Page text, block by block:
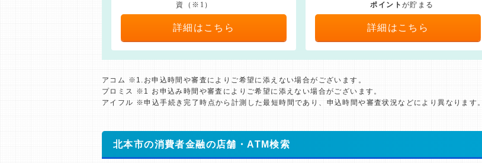
資（※1）
詳細はこちら
ポイントが貯まる
詳細はこちら
アコム ※1.お申込時間や審査によりご希望に添えない場合がございます。
プロミス ※1 お申込み時間や審査によりご希望に添えない場合がございます。
アイフル ※申込手続き完了時点から計測した最短時間であり、申込時間や審査状況などにより異なります。
北本市の消費者金融の店舗・ATM検索